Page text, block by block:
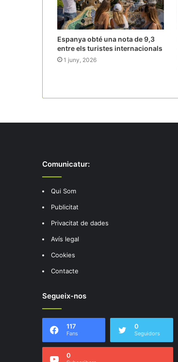
Espanya obté una nota de 9,3
entre els turistes internacionals
1 juny, 2026
Comunicatur:
Qui Som
Publicitat
Privacitat de dades
Avís legal
Cookies
Contacte
Segueix-nos
117
Fans
0
Seguidors
0